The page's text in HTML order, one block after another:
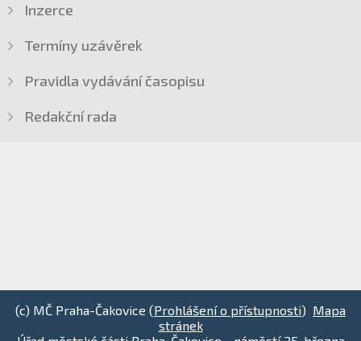
Inzerce
Termíny uzávěrek
Pravidla vydávání časopisu
Redakční rada
(c) MČ Praha-Čakovice (Prohlášení o přístupnosti) Mapa
stránek